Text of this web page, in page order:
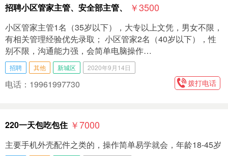
招聘小区管家主管、安全部主管、 ￥3500
小区管家主管1名（35岁以下），大专以上文凭，男女不限，
有相关管理经验优先录取； 小区管家2名（40岁以下），性
别不限，沟通能力强，会简单电脑操作…
招聘 其他 新城区 2020年9月14日
电话：19961997730 拨打电话
220一天包吃包住 ￥7000
主要手机外壳配件之类的，操作简单易学就会，年龄18-45岁